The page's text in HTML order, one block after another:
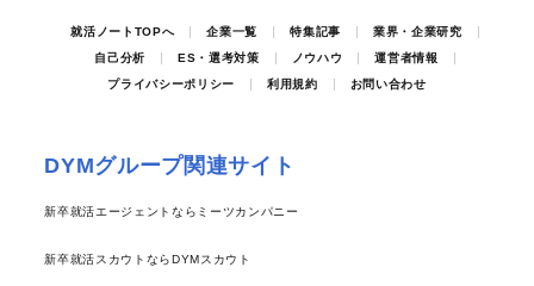
就活ノートTOPへ 企業一覧 特集記事
業界・企業研究
自己分析
ES・選考対策 ノウハウ
運営者情報
プライバシーポリシー
利用規約 お問い合わせ
DYMグループ関連サイト
新卒就活エージェントならミーツカンパニー
新卒就活スカウトならDYMスカウト